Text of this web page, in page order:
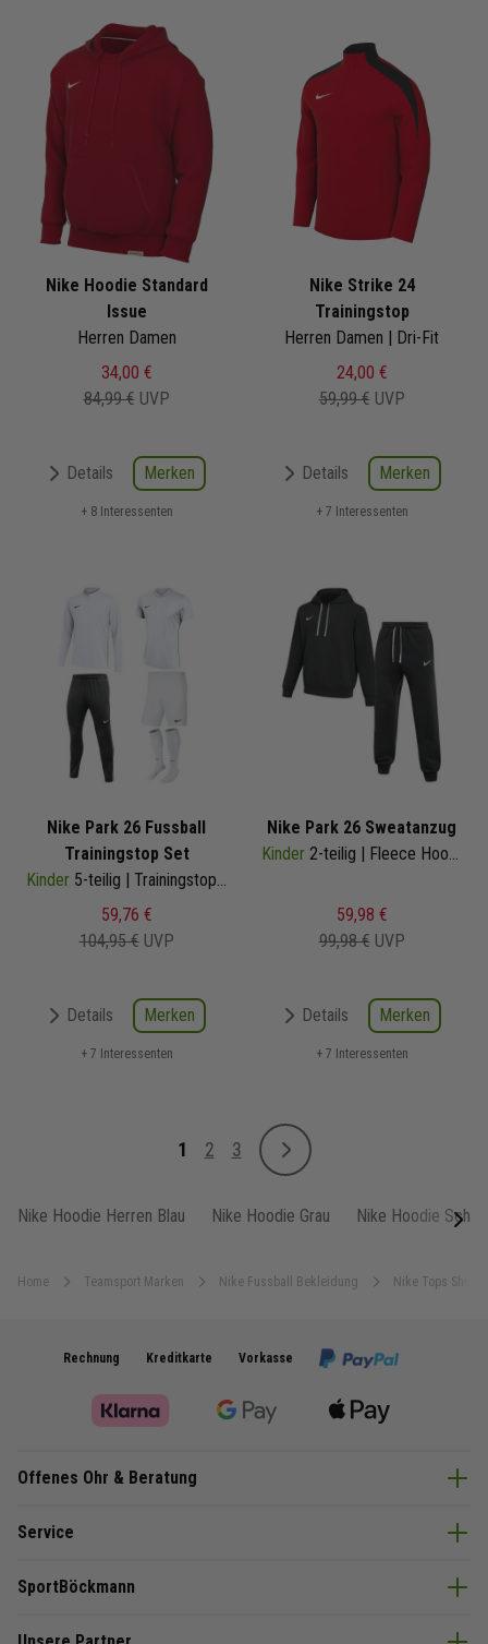
Home Teamsport Marken Nike Fussball Bekleidung Nike Tops Shirts
Nike Hoodie Standard
Issue
Herren Damen
34,00 €
84,99 € UVP
Details Merken
+ 8 Interessenten
Nike Strike 24
Trainingstop
Herren Damen | Dri-Fit
24,00 €
59,99 € UVP
Details Merken
+ 7 Interessenten
Nike Park 26 Fussball
Trainingstop Set
Kinder 5-teilig | Trainingstop Trainingshose Trainingsshirt Short Fussballsocken | Fußball Komplettset
59,76 €
104,95 € UVP
Details Merken
+ 7 Interessenten
Nike Park 26 Sweatanzug
Kinder 2-teilig | Fleece Hoodie Fleece Sweathose | Jogginganzug
59,98 €
99,98 € UVP
Details Merken
+ 7 Interessenten
Sie lesen gerade Seite
1
Seite
2
Seite
3
Weiter
Rechnung Kreditkarte Vorkasse
Offenes Ohr & Beratung
Service
SportBöckmann
Nike Hoodie Herren Blau Nike Hoodie Grau
Nike Hoodie